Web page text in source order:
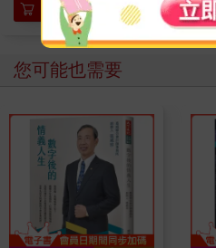
加入購物車
您可能也需要